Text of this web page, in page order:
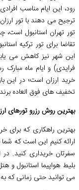
رود، این ایام مناسب
ترجیح می دهند با تور
تور تهران استانبول است،
تقاضا برای تور ترکیه
این شهر نیز کاهش می
فرایدی) و ایام ماه
خرید ارزان است؛ در این
تخفیف ‌های فوق العاده‌
بهترین روش رزرو تورهای
بهترین راهکاری که برای
سفرتان خریداری کنید.
بلیط هواپیما استانبول و
می ‌توانید حتی زمانی که